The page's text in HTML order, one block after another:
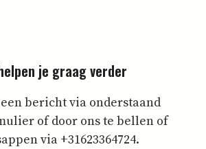
je graag verder
bericht via onderstaand
of door ons te bellen of
via +31623364724.